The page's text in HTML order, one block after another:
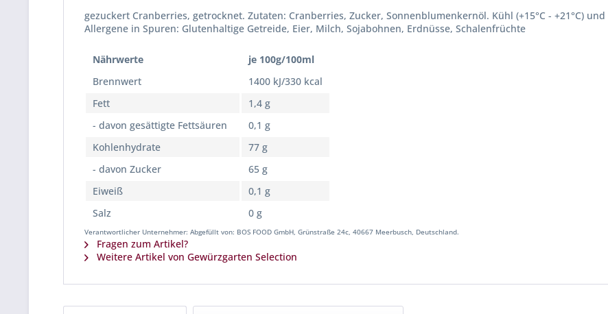
gezuckert Cranberries, getrocknet. Zutaten: Cranberries, Zucker, Sonnenblumenkernöl. Kühl (+15°C - +21°C)
Allergene in Spuren: Glutenhaltige Getreide, Eier, Milch, Sojabohnen, Erdnüsse, Schalenfrüchte
Nährwerte
je 100g/100ml
Brennwert
1400 kJ/330 kcal
Fett
1,4 g
- davon gesättigte Fettsäuren
0,1 g
Kohlenhydrate
77 g
- davon Zucker
65 g
Eiweiß
0,1 g
Salz
0 g
Verantwortlicher Unternehmer: Abgefüllt von: BOS FOOD GmbH, Grünstraße 24c, 40667 Meerbusch, Deutschland.
Fragen zum Artikel?
Weitere Artikel von Gewürzgarten Selection